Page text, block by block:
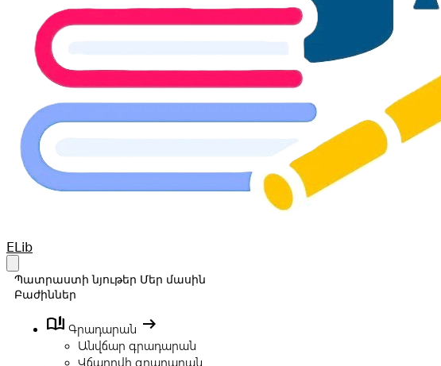
Your Company
ELib
Պատրաստի նյութեր Մեր մասին
Բաժիններ
book_ribbon Գրադարան arrow_right_alt
Անվճար գրադարան
Վճարովի գրադարան